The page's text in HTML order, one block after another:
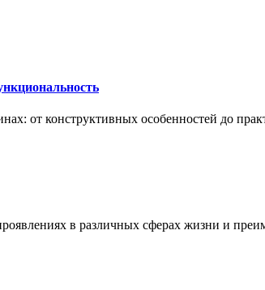
от конструктивных особенностей до
в различных сферах жизни и